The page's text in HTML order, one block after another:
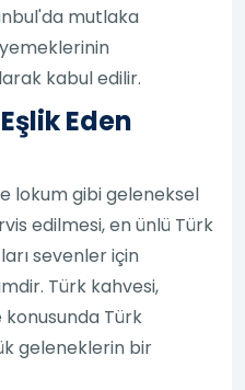
mutlaka
kabul edilir.
Eden
lokum gibi geleneksel
edilmesi, en ünlü Türk
sevenler için
Türk kahvesi,
Türk
geleneklerin bir